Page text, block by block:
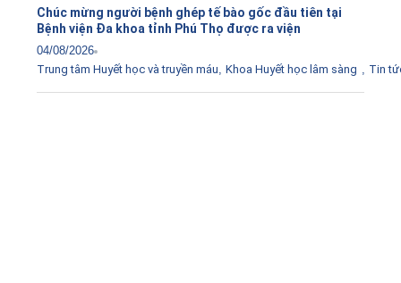
Chúc mừng người bệnh ghép tế bào gốc đầu tiên tại
Bệnh viện Đa khoa tỉnh Phú Thọ được ra viện
04/08/2026
Trung tâm Huyết học và truyền máu, Khoa Huyết học lâm sàng , Tin